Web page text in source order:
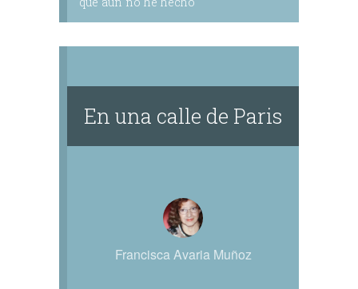
En una calle de Paris
Francisca Avaria Muñoz